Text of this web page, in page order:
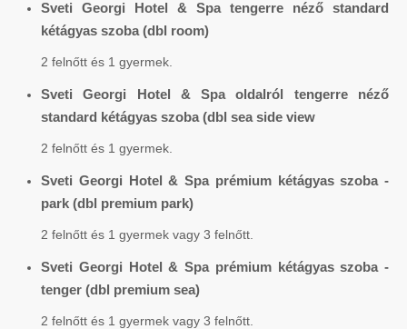
Sveti Georgi Hotel & Spa tengerre néző standard
kétágyas szoba (dbl room)
2 felnőtt és 1 gyermek.
Sveti Georgi Hotel & Spa oldalról tengerre néző
standard kétágyas szoba (dbl sea side view
2 felnőtt és 1 gyermek.
Sveti Georgi Hotel & Spa prémium kétágyas szoba -
park (dbl premium park)
2 felnőtt és 1 gyermek vagy 3 felnőtt.
Sveti Georgi Hotel & Spa prémium kétágyas szoba -
tenger (dbl premium sea)
2 felnőtt és 1 gyermek vagy 3 felnőtt.